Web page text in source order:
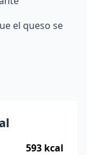
el queso se
593 kcal